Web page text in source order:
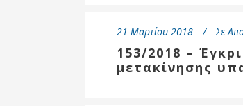
21 Μαρτίου 2018 Σε
153/2018 –
μετακίνησης